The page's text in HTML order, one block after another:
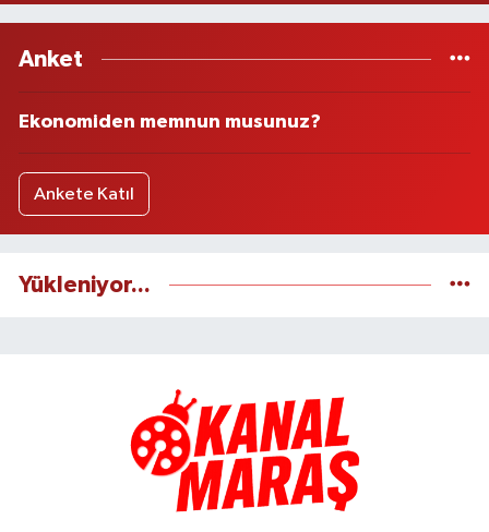
Anket
Ekonomiden memnun musunuz?
Ankete Katıl
Yükleniyor...